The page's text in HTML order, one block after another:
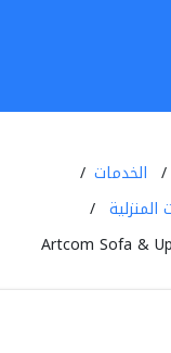
الخدمات
Artcom Sofa &